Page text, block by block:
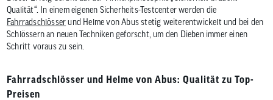
Qualität“. In einem eigenen Sicherheits-Testcenter werden die
Fahrradschlösserund Helme von Abus stetig weiterentwickelt und bei den
Schlössern an neuen Techniken geforscht, um den Dieben immer einen
Schritt voraus zu sein.
Fahrradschlösser und Helme von Abus: Qualität zu Top-
Preisen